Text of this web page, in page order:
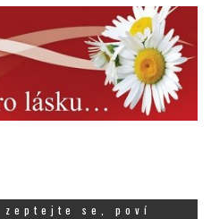
se, poví